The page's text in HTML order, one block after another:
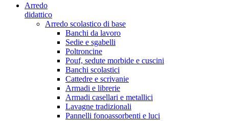
Arredo
didattico
Arredo scolastico di base
Banchi da lavoro
Sedie e sgabelli
Poltroncine
Pouf, sedute morbide e cuscini
Banchi scolastici
Cattedre e scrivanie
Armadi e librerie
Armadi casellari e metallici
Lavagne tradizionali
Pannelli fonoassorbenti e luci